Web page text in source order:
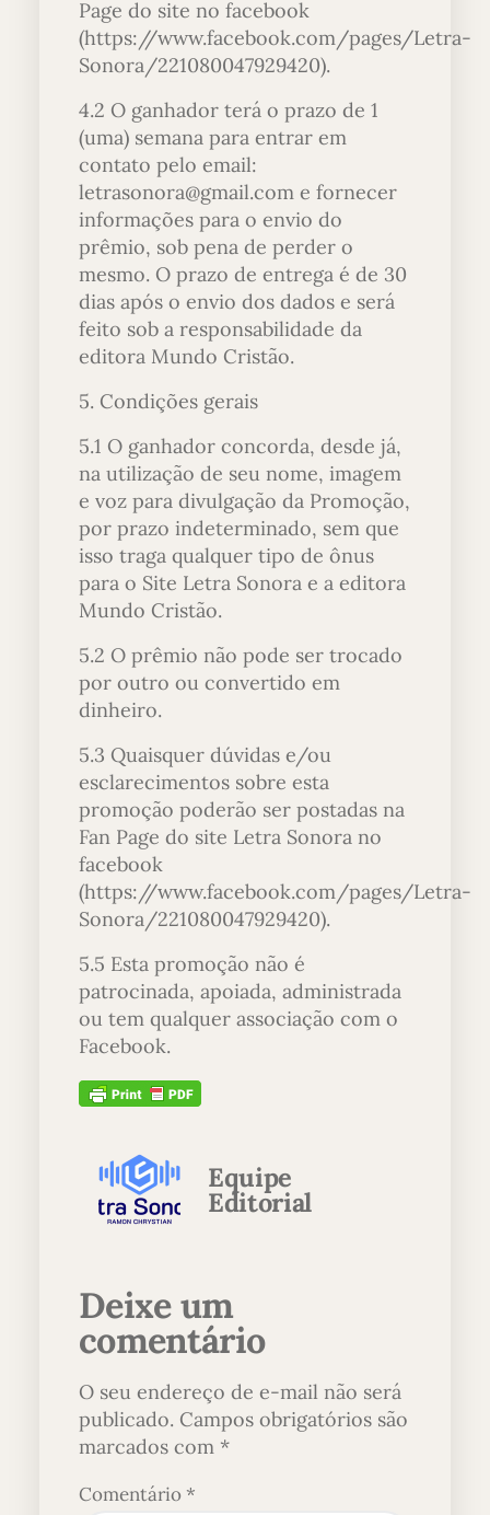
Page do site no facebook
(https://www.facebook.com/pages/Letra-
Sonora/221080047929420).
4.2 O ganhador terá o prazo de 1
(uma) semana para entrar em
contato pelo email:
letrasonora@gmail.com e fornecer
informações para o envio do
prêmio, sob pena de perder o
mesmo. O prazo de entrega é de 30
dias após o envio dos dados e será
feito sob a responsabilidade da
editora Mundo Cristão.
5. Condições gerais
5.1 O ganhador concorda, desde já,
na utilização de seu nome, imagem
e voz para divulgação da Promoção,
por prazo indeterminado, sem que
isso traga qualquer tipo de ônus
para o Site Letra Sonora e a editora
Mundo Cristão.
5.2 O prêmio não pode ser trocado
por outro ou convertido em
dinheiro.
5.3 Quaisquer dúvidas e/ou
esclarecimentos sobre esta
promoção poderão ser postadas na
Fan Page do site Letra Sonora no
facebook
(https://www.facebook.com/pages/Letra-
Sonora/221080047929420).
5.5 Esta promoção não é
patrocinada, apoiada, administrada
ou tem qualquer associação com o
Facebook.
Equipe
Editorial
Deixe um
comentário
O seu endereço de e-mail não será
publicado. Campos obrigatórios são
marcados com *
Comentário*